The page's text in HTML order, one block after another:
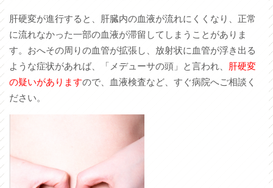
肝硬変が進行すると、肝臓内の血液が流れにくくなり、正常
に流れなかった一部の血液が滞留してしまうことがありま
す。おへその周りの血管が拡張し、放射状に血管が浮き出る
ような症状があれば、「メデューサの頭」と言われ、 肝硬変
の疑いがありますので、血液検査など、すぐ病院へご相談く
ださい。